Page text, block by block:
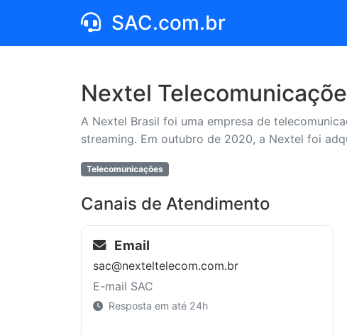
SAC.com.br
Nextel
A Nextel Brasil foi uma empresa de
streaming. Em outubro de 2020, a Nextel foi
Telecomunicações
Canais de Atendimento
Email
sac@nexteltelecom.com.br
E-mail SAC
Resposta em até 24h